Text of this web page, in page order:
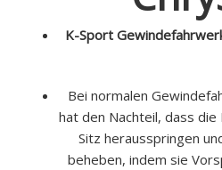
K-Sport
Bei normalen
hat den Nachteil, dass
Sitz herausspringen
beheben, indem sie